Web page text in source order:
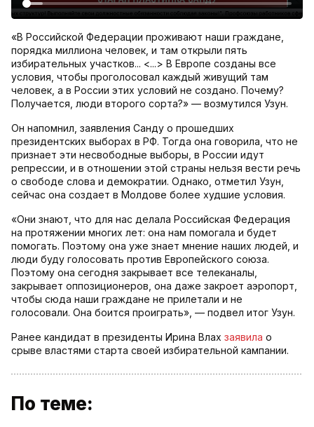
«В Российской Федерации проживают наши граждане,
порядка миллиона человек, и там открыли пять
избирательных участков... <...> В Европе созданы все
условия, чтобы проголосовал каждый живущий там
человек, а в России этих условий не создано. Почему?
Получается, люди второго сорта?» — возмутился Узун.
Он напомнил, заявления Санду о прошедших
президентских выборах в РФ. Тогда она говорила, что не
признает эти несвободные выборы, в России идут
репрессии, и в отношении этой страны нельзя вести речь
о свободе слова и демократии. Однако, отметил Узун,
сейчас она создает в Молдове более худшие условия.
«Они знают, что для нас делала Российская Федерация
на протяжении многих лет: она нам помогала и будет
помогать. Поэтому она уже знает мнение наших людей, и
люди буду голосовать против Европейского союза.
Поэтому она сегодня закрывает все телеканалы,
закрывает оппозиционеров, она даже закроет аэропорт,
чтобы сюда наши граждане не прилетали и не
голосовали. Она боится проиграть», — подвел итог Узун.
Ранее кандидат в президенты Ирина Влах заявила о
срыве властями старта своей избирательной кампании.
По теме: